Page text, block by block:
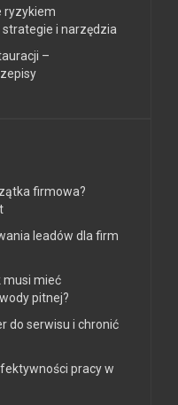
ryzykiem
i narzędzia
–
firmowa?
leadów dla firm
musi mieć
pitnej?
do serwisu i chronić
pracy w